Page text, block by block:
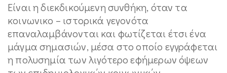
Είναι η διεκδικούμενη συνθήκη, όταν τα
κοινωνικο – ιστορικά γεγονότα
επαναλαμβάνονται και φωτίζεται έτσι ένα
μάγμα σημασιών, μέσα στο οποίο εγγράφεται
η πολυσημία των λιγότερο εφήμερων όψεων